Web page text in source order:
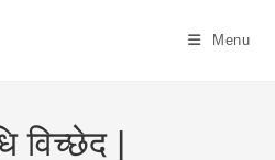
Menu
विच्छेद |